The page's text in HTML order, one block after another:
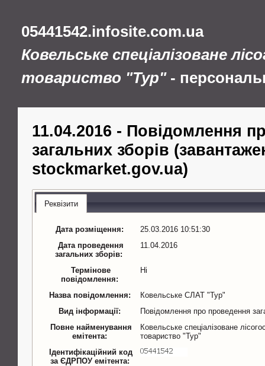
05441542.infosite.com.ua
Ковельське спеціалізоване
товариство "Тур"-
11.04.2016 - Повідомлення
загальних зборів
stockmarket.gov.ua)
Реквізити
Дата розміщення:
25.03.2016 10:51:30
Дата проведення
загальних зборів:
11.04.2016
Термінове
повідомлення:
Ні
Назва повідомлення:
Ковельське СЛАТ "Тур"
Вид інформації:
Повідомлення про проведення
Повне найменування
емітента:
Ковельське спеціалізоване
товариство "Тур"
Ідентифікаційний код
за ЄДРПОУ емітента: